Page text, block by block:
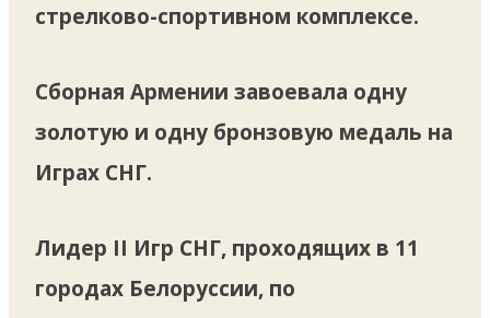
стрелково-спортивном комплексе.
Сборная Армении завоевала одну
золотую и одну бронзовую медаль на
Играх СНГ.
Лидер II Игр СНГ, проходящих в 11
городах Белоруссии, по